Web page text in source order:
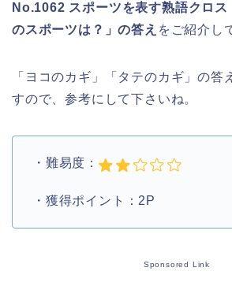
No.1062 スポーツを表す熟語クロス
のスポーツは？」の答え をご紹介し
「ヨコのカギ」「タテのカギ」の答
すので、参考にして下さいね。
・難易度：
・獲得ポイント：2P
Sponsored Link